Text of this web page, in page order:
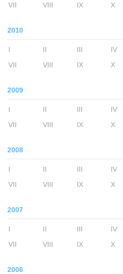
VII
VIII IX X
2010
I II III IV
VII
VIII IX X
2009
I II III IV
VII
VIII IX X
2008
I II III IV
VII
VIII IX X
2007
I II III IV
VII
VIII IX X
2006